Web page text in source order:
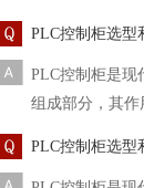
PLC控制柜选型
PLC控制柜是现
组成部分，其作
PLC控制柜选型